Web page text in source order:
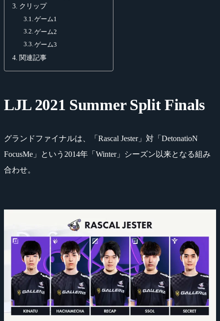
クリップ
ゲーム1
ゲーム2
ゲーム3
関連記事
LJL 2021 Summer Split Finals
グランドファイナルは、「Rascal Jester」対「DetonatioN
FocusMe」という2014年「Winter」シーズン以来となる組み
合わせ。